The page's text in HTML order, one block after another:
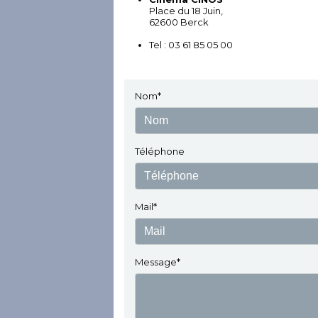
Place du 18 Juin,
62600 Berck
Tel : 03 61 85 05 00
Nom*
Téléphone
Mail*
Message*